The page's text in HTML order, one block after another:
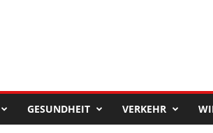
GESUNDHEIT VERKEHR